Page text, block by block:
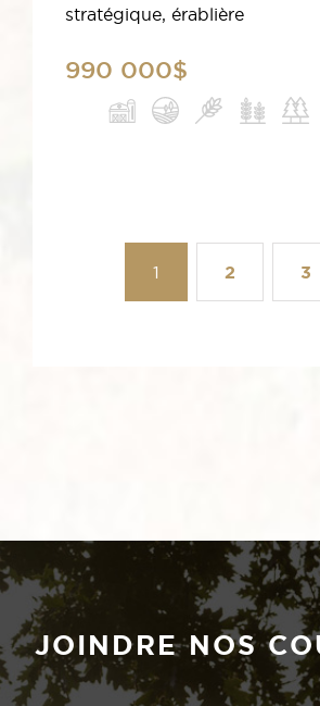
stratégique, érablière
990 000$
1 2 3
JOINDRE NOS